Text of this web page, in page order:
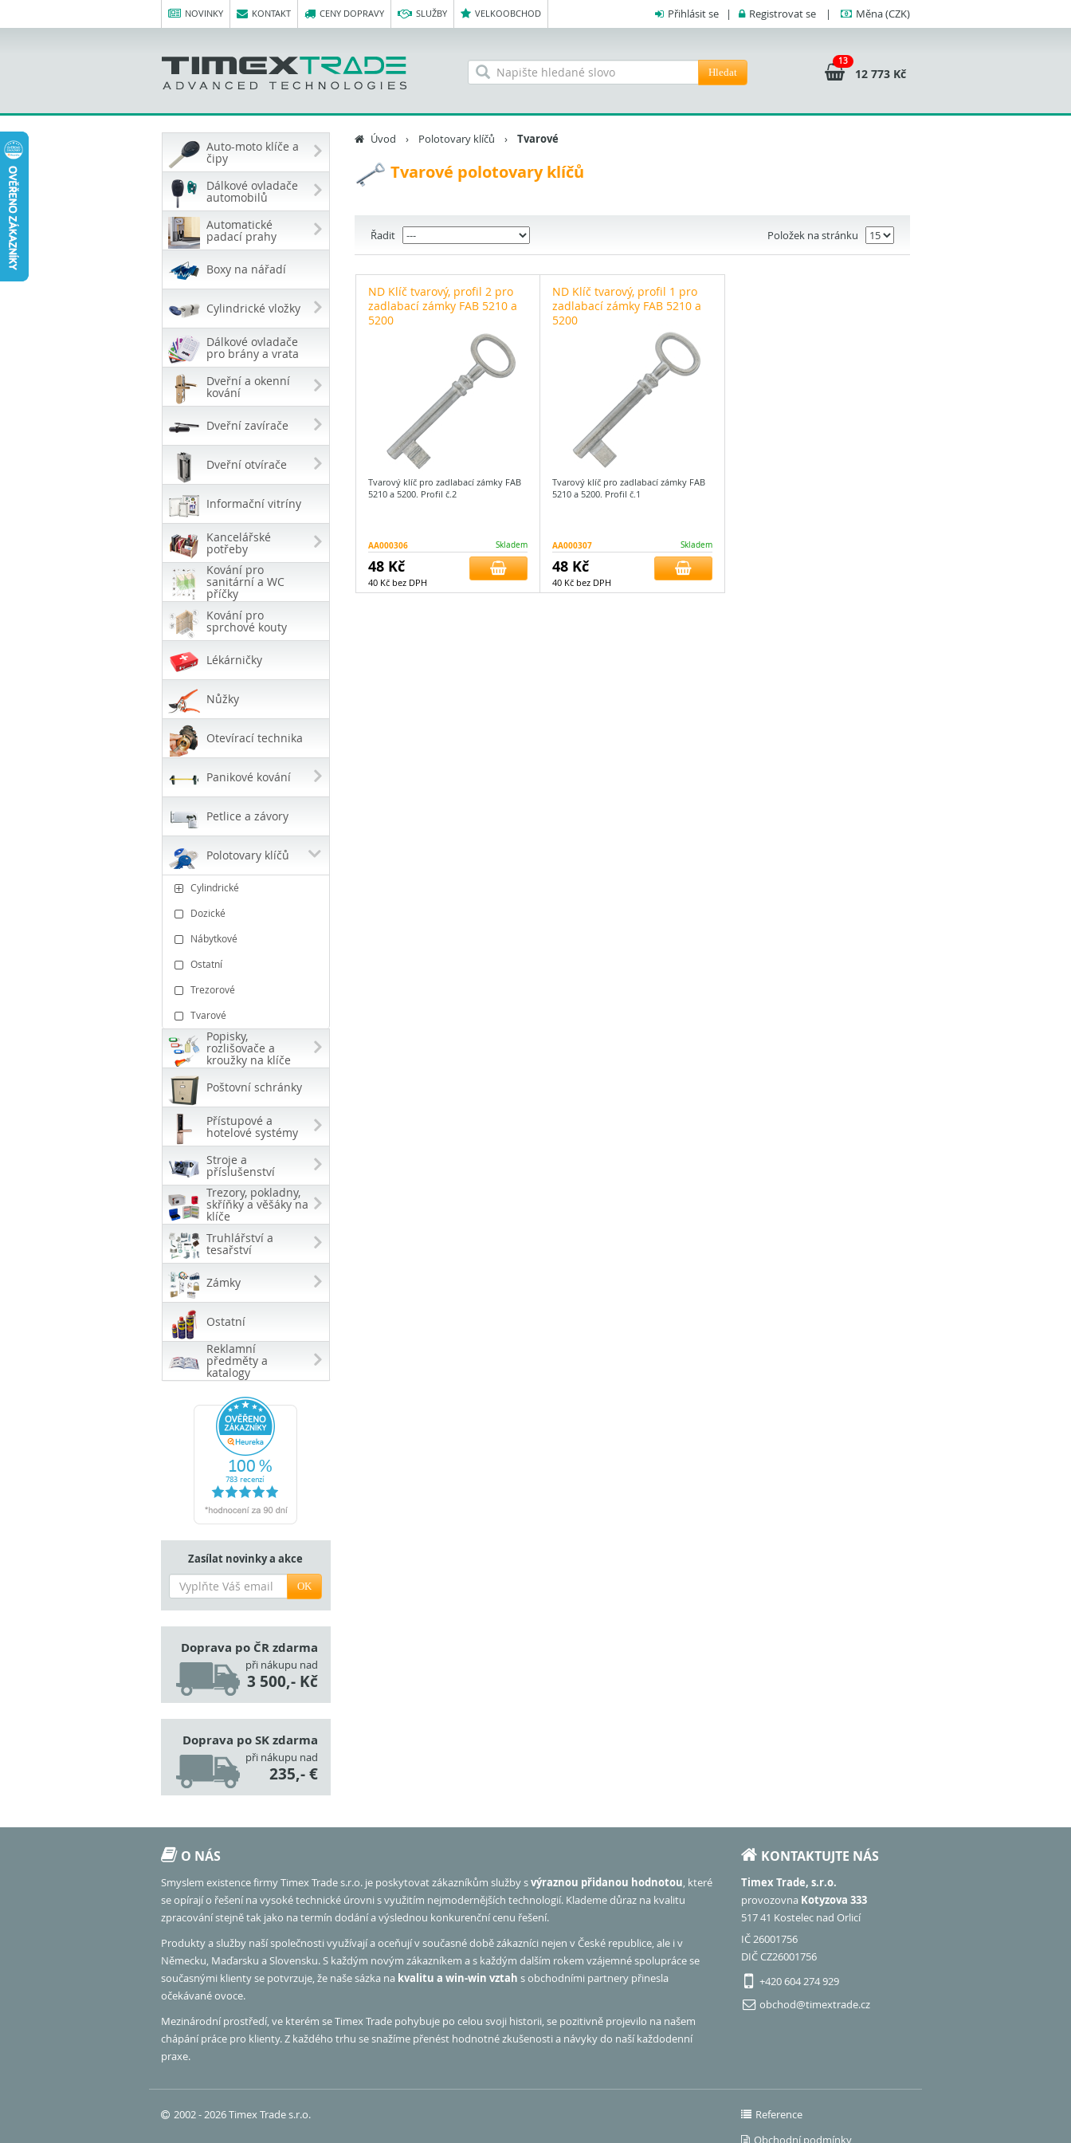
NOVINKY KONTAKT CENY DOPRAVY SLUŽBY VELKOOBCHOD Přihlásit se | Registrovat se | Měna(CZK)
13
12 773 Kč
Hledat
Auto-moto klíče a
čipy
Dálkové ovladače
automobilů
Automatické
padací prahy
Boxy na nářadí
Cylindrické vložky
Dálkové ovladače
pro brány a vrata
Dveřní a okenní
kování
Dveřní zavírače
Dveřní otvírače
Informační vitríny
Kancelářské
potřeby
Kování pro
sanitární a WC
příčky
Kování pro
sprchové kouty
Lékárničky
Nůžky
Otevírací technika
Panikové kování
Petlice a závory
Polotovary klíčů
Cylindrické
Dozické
Nábytkové
Ostatní
Trezorové
Tvarové
Popisky,
rozlišovače a
kroužky na klíče
Poštovní schránky
Přístupové a
hotelové systémy
Stroje a
příslušenství
Trezory, pokladny,
skříňky a věšáky na
klíče
Truhlářství a
tesařství
Zámky
Ostatní
Reklamní
předměty a
katalogy
Zasílat novinky a akce
OK
Doprava po ČR zdarma
při nákupu nad
3 500,- Kč
Doprava po SK zdarma
při nákupu nad
235,- €
Úvod › Polotovary klíčů › Tvarové
Tvarové polotovary klíčů
Řadit Položek na stránku
ND Klíč tvarový, profil 2 pro
zadlabací zámky FAB 5210 a
5200
Tvarový klíč pro zadlabací zámky FAB
5210 a 5200. Profil č.2
AA000306 Skladem
48 Kč
40 Kč bez DPH
ND Klíč tvarový, profil 1 pro
zadlabací zámky FAB 5210 a
5200
Tvarový klíč pro zadlabací zámky FAB
5210 a 5200. Profil č.1
AA000307 Skladem
48 Kč
40 Kč bez DPH
O NÁS
Smyslem existence firmy Timex Trade s.r.o. je poskytovat zákazníkům služby svýraznou přidanou hodnotou, které
se opírají o řešení na vysoké technické úrovni s využitím nejmodernějších technologií. Klademe důraz na kvalitu
zpracování stejně tak jako na termín dodání a výslednou konkurenční cenu řešení.
Produkty a služby naší společnosti využívají a oceňují v současné době zákazníci nejen v České republice, ale i v
Německu, Maďarsku a Slovensku. S každým novým zákazníkem a s každým dalším rokem vzájemné spolupráce se
současnými klienty se potvrzuje, že naše sázka na kvalitu a win-win vztah s obchodními partnery přinesla
očekávané ovoce.
Mezinárodní prostředí, ve kterém se Timex Trade pohybuje po celou svoji historii, se pozitivně projevilo na našem
chápání práce pro klienty. Z každého trhu se snažíme přenést hodnotné zkušenosti a návyky do naší každodenní
praxe.
KONTAKTUJTE NÁS
Timex Trade, s.r.o.
provozovna Kotyzova 333
517 41 Kostelec nad Orlicí
IČ 26001756
DIČ CZ26001756
+420 604 274 929
obchod@timextrade.cz
2002 - 2026 Timex Trade s.r.o.
Reference
Obchodní podmínky